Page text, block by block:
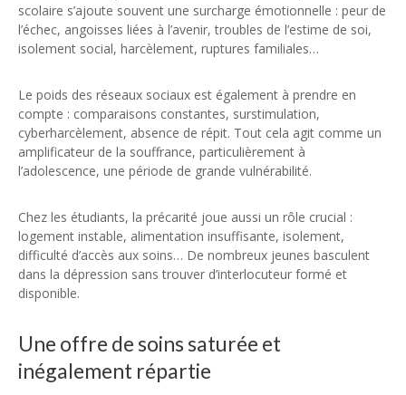
scolaire s’ajoute souvent une surcharge émotionnelle : peur de
l’échec, angoisses liées à l’avenir, troubles de l’estime de soi,
isolement social, harcèlement, ruptures familiales…
Le poids des réseaux sociaux est également à prendre en
compte : comparaisons constantes, surstimulation,
cyberharcèlement, absence de répit. Tout cela agit comme un
amplificateur de la souffrance, particulièrement à
l’adolescence, une période de grande vulnérabilité.
Chez les étudiants, la précarité joue aussi un rôle crucial :
logement instable, alimentation insuffisante, isolement,
difficulté d’accès aux soins… De nombreux jeunes basculent
dans la dépression sans trouver d’interlocuteur formé et
disponible.
Une offre de soins saturée et
inégalement répartie